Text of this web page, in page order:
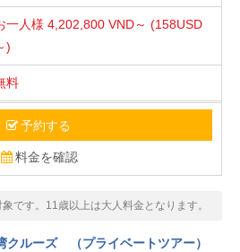
一人様 4,202,800 VND～ (158USD
)
料
予約する
料金を確認
です。11歳以上は大人料金となります。
クルーズ （プライベートツアー）